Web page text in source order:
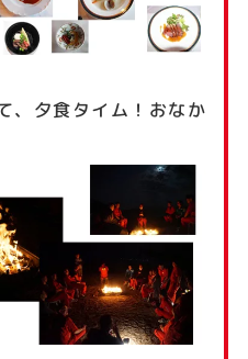
、夕食タイム！おなか